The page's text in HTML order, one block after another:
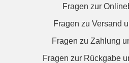
Fragen zur
Fragen zu Versand
Fragen zu Zahlung
Fragen zur Rückgabe